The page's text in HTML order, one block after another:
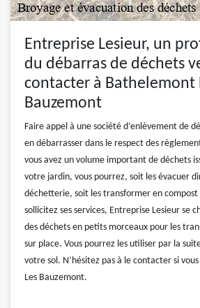
Entreprise Lesieur, un
du débarras de déchets
contacter à Bathelemont
Bauzemont
Faire appel à une société d’enlèvement de
en débarrasser dans le respect des
vous avez un volume important de déchets
votre jardin, vous pourrez, soit les évacuer
déchetterie, soit les transformer en compost
sollicitez ses services, Entreprise Lesieur se
des déchets en petits morceaux pour les
sur place. Vous pourrez les utiliser par la
votre sol. N’hésitez pas à le contacter si
Les Bauzemont.